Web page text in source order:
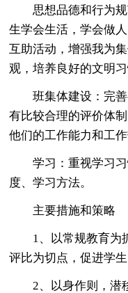
思想品德和行为
生学会生活，学会做
互助活动，增强我为
观，培养良好的文明
班集体建设：完
有比较合理的评价体
他们的工作能力和工
学习：重视学习
度、学习方法。
主要措施和策略
1、以常规教育为
评比为切点，促进学
2、以身作则，潜